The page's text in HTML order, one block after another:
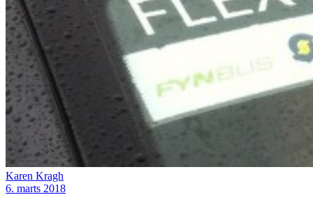
Karen Kragh
6. marts 2018